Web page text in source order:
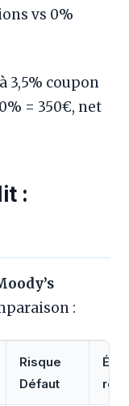
vs 0%
3,5% coupon
= 350€, net
:
:
Risque
Défaut